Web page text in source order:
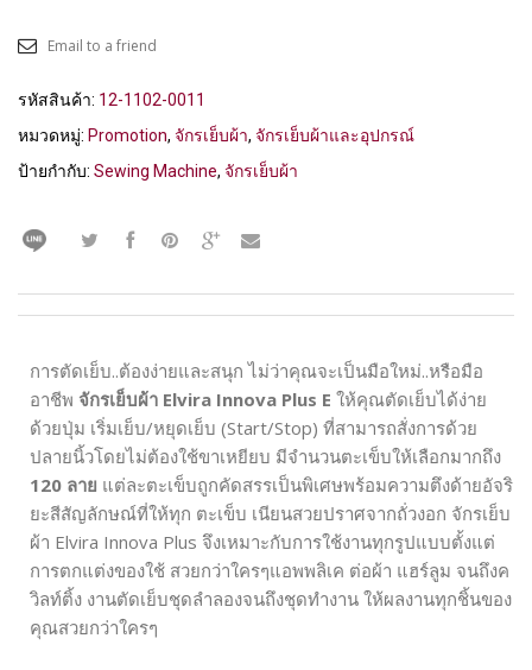
Email to a friend
รหัสสินค้า: 12-1102-0011
หมวดหมู่: Promotion, จักรเย็บผ้า, จักรเย็บผ้าและอุปกรณ์
ป้ายกำกับ: Sewing Machine, จักรเย็บผ้า
การตัดเย็บ..ต้องง่ายและสนุก ไม่ว่าคุณจะเป็นมือใหม่..หรือมือ
อาชีพ จักรเย็บผ้า Elvira Innova Plus E ให้คุณตัดเย็บได้ง่าย
ด้วยปุ่ม เริ่มเย็บ/หยุดเย็บ (Start/Stop) ที่สามารถสั่งการด้วย
ปลายนิ้วโดยไม่ต้องใช้ขาเหยียบ มีจำนวนตะเข็บให้เลือกมากถึง
120 ลาย แต่ละตะเข็บถูกคัดสรรเป็นพิเศษพร้อมความตึงด้ายอัจริ
ยะสีสัญลักษณ์ที่ให้ทุก ตะเข็บ เนียนสวยปราศจากถั่วงอก จักรเย็บ
ผ้า Elvira Innova Plus จึงเหมาะกับการใช้งานทุกรูปแบบตั้งแต่
การตกแต่งของใช้ สวยกว่าใครๆแอพพลิเค ต่อผ้า แฮร์ลูม จนถึงค
วิลท์ติ้ง งานตัดเย็บชุดลำลองจนถึงชุดทำงาน ให้ผลงานทุกชิ้นของ
คุณสวยกว่าใครๆ